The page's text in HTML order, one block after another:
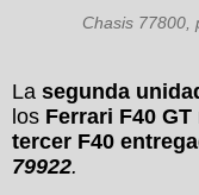
Chasis 77800,
La segunda
los Ferrari F40
tercer F40
79922.